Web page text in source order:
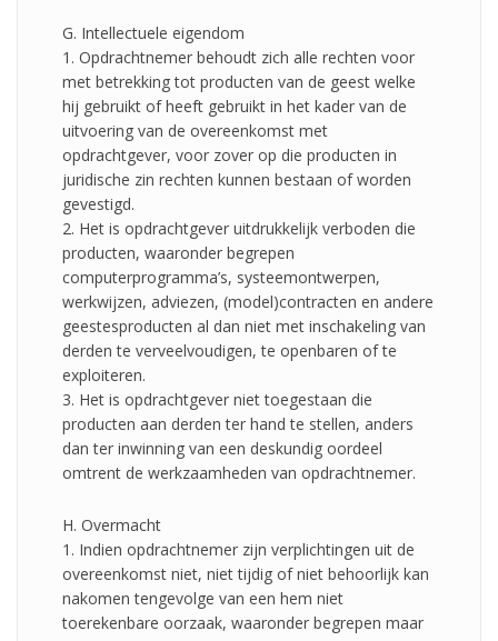
G. Intellectuele eigendom
1. Opdrachtnemer behoudt zich alle rechten voor
met betrekking tot producten van de geest welke
hij gebruikt of heeft gebruikt in het kader van de
uitvoering van de overeenkomst met
opdrachtgever, voor zover op die producten in
juridische zin rechten kunnen bestaan of worden
gevestigd.
2. Het is opdrachtgever uitdrukkelijk verboden die
producten, waaronder begrepen
computerprogramma’s, systeemontwerpen,
werkwijzen, adviezen, (model)contracten en andere
geestesproducten al dan niet met inschakeling van
derden te verveelvoudigen, te openbaren of te
exploiteren.
3. Het is opdrachtgever niet toegestaan die
producten aan derden ter hand te stellen, anders
dan ter inwinning van een deskundig oordeel
omtrent de werkzaamheden van opdrachtnemer.
H. Overmacht
1. Indien opdrachtnemer zijn verplichtingen uit de
overeenkomst niet, niet tijdig of niet behoorlijk kan
nakomen tengevolge van een hem niet
toerekenbare oorzaak, waaronder begrepen maar